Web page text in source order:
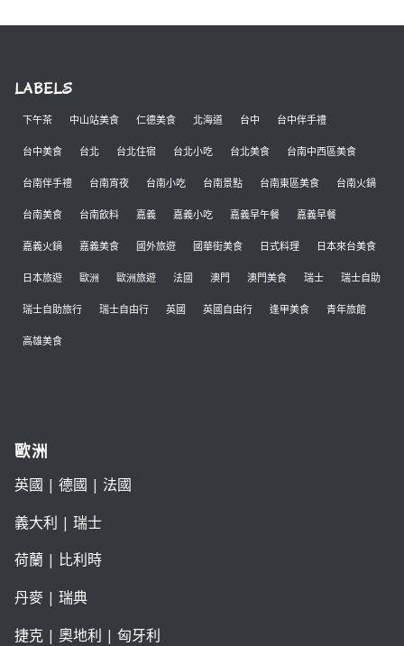
LABELS
下午茶 中山站美食 仁德美食 北海道 台中 台中伴手禮
台中美食 台北 台北住宿 台北小吃 台北美食 台南中西區美食
台南伴手禮 台南宵夜 台南小吃 台南景點 台南東區美食 台南火鍋
台南美食 台南飲料 嘉義 嘉義小吃 嘉義早午餐 嘉義早餐
嘉義火鍋 嘉義美食 國外旅遊 國華街美食 日式料理 日本來台美食
日本旅遊 歐洲 歐洲旅遊 法國 澳門 澳門美食 瑞士 瑞士自助
瑞士自助旅行 瑞士自由行 英國 英國自由行 逢甲美食 青年旅館
高雄美食
歐洲
英國 | 德國 | 法國
義大利 | 瑞士
荷蘭| 比利時
丹麥| 瑞典
捷克| 奧地利 | 匈牙利